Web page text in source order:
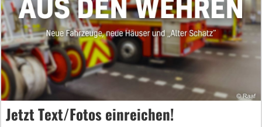
Jetzt Text/Fotos einreichen!